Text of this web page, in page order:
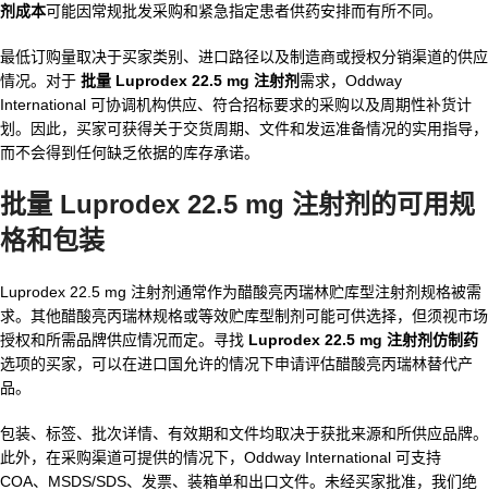
剂成本可能因常规批发采购和紧急指定患者供药安排而有所不同。
最低订购量取决于买家类别、进口路径以及制造商或授权分销渠道的供应
情况。对于 批量 Luprodex 22.5 mg 注射剂 需求，Oddway
International 可协调机构供应、符合招标要求的采购以及周期性补货计
划。因此，买家可获得关于交货周期、文件和发运准备情况的实用指导，
而不会得到任何缺乏依据的库存承诺。
批量 Luprodex 22.5 mg 注射剂的可用规
格和包装
Luprodex 22.5 mg 注射剂通常作为醋酸亮丙瑞林贮库型注射剂规格被需
求。其他醋酸亮丙瑞林规格或等效贮库型制剂可能可供选择，但须视市场
授权和所需品牌供应情况而定。寻找 Luprodex 22.5 mg 注射剂仿制药
选项的买家，可以在进口国允许的情况下申请评估醋酸亮丙瑞林替代产
品。
包装、标签、批次详情、有效期和文件均取决于获批来源和所供应品牌。
此外，在采购渠道可提供的情况下，Oddway International 可支持
COA、MSDS/SDS、发票、装箱单和出口文件。未经买家批准，我们绝